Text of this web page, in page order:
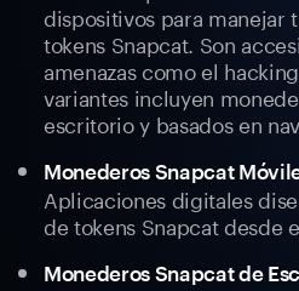
dispositivos para manejar
tokens Snapcat. Son
amenazas como el
variantes incluyen
escritorio y basados en
Monederos Snapcat
Aplicaciones digitales
de tokens Snapcat desde
Monederos Snapcat de